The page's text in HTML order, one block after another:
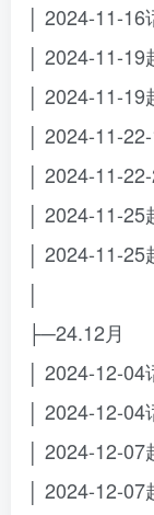
│ 2024-11-
│ 2024-11-
│ 2024-11-
│ 2024-11-
│ 2024-11-
│ 2024-11-
│ 2024-11-
│
├─24.12月
│ 2024-12-
│ 2024-12-
│ 2024-12-
│ 2024-12-